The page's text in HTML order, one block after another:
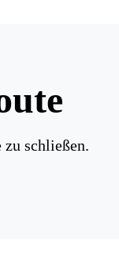
schließen.